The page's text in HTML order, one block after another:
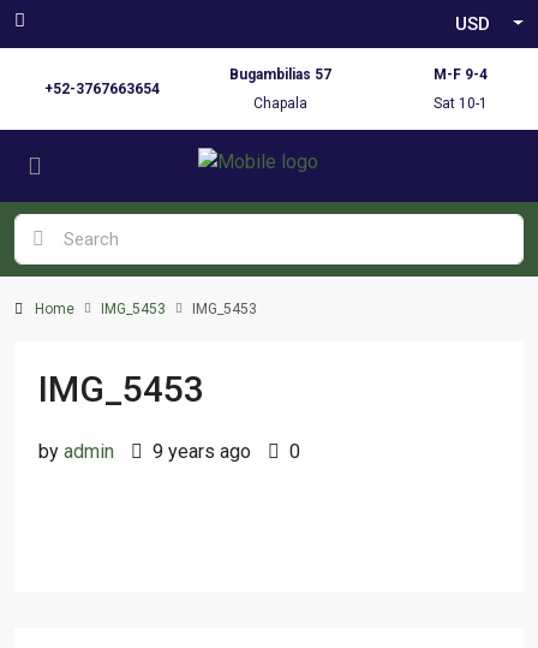
USD
+52-3767663654
Bugambilias 57
Chapala
M-F 9-4
Sat 10-1
Home IMG_5453 IMG_5453
IMG_5453
by admin 9 years ago 0